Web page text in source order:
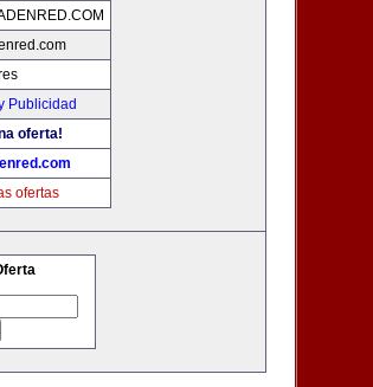
Publicidad
oferta!
ofertas